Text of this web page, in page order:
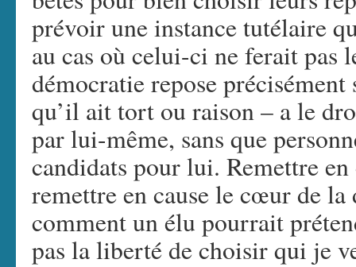
prévoir une instance tutélaire
au cas où celui-ci ne ferait
démocratie repose
qu’il ait tort ou raison – a le
par lui-même, sans que
candidats pour lui. Remettre en
remettre en cause le cœur de
comment un élu pourrait
pas la liberté de choisir qui je